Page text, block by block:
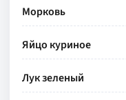
Морковь
Яйцо куриное
Лук зеленый